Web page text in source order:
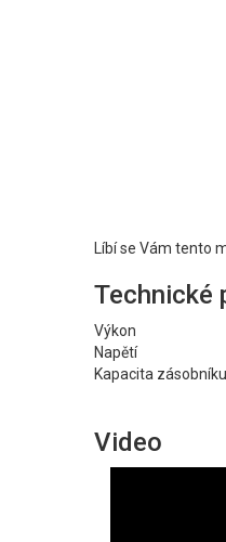
Líbí se Vám tento
Technické
Výkon
Napětí
Kapacita zásobníku
Video